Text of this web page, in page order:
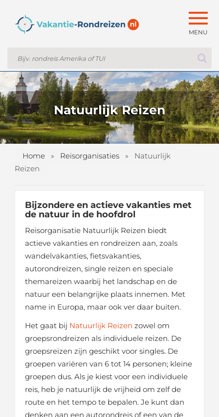
Natuurlijk Reizen
Home » Reisorganisaties »
Natuurlijk
Reizen
Bijzondere en actieve vakanties met
de natuur in de hoofdrol
Reisorganisatie Natuurlijk Reizen biedt
actieve vakanties en rondreizen aan, zoals
wandelvakanties, fietsvakanties,
autorondreizen, single reizen en speciale
themareizen waarbij het landschap en de
natuur een belangrijke plaats innemen. Met
name in Europa, maar ook ver daar buiten.
Het gaat bij Natuurlijk Reizen zowel om
groepsrondreizen als individuele reizen. De
groepsreizen zijn geschikt voor singles. De
groepen variëren van 6 tot 14 personen; kleine
groepen dus. Als je kiest voor een individuele
reis, heb je natuurlijk de vrijheid om zelf de
route en het tempo te bepalen. Je kunt dan
denken aan een autorondreis of een van de